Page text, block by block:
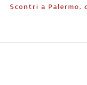
Scontri a